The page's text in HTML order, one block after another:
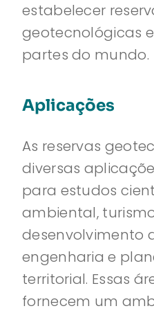
estabelecer
geotecnológicas
partes do mundo.
Aplicações
As reservas
diversas
para estudos
ambiental,
desenvolvimento
engenharia e
territorial. Essas
fornecem um